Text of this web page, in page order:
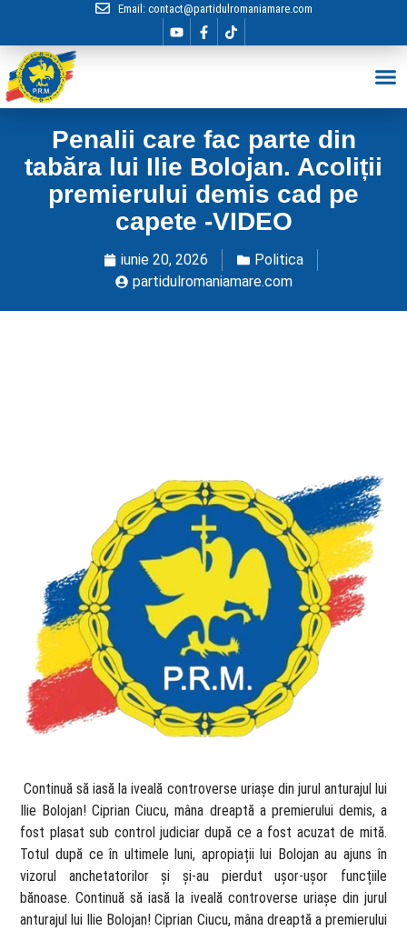
Email: contact@partidulromaniamare.com
Penalii care fac parte din
tabăra lui Ilie Bolojan. Acoliții
premierului demis cad pe
capete -VIDEO
iunie 20, 2026
Politica
partidulromaniamare.com
​ Continuă să iasă la iveală controverse uriașe din jurul anturajul lui
Ilie Bolojan! Ciprian Ciucu, mâna dreaptă a premierului demis, a
fost plasat sub control judiciar după ce a fost acuzat de mită.
Totul după ce în ultimele luni, apropiații lui Bolojan au ajuns în
vizorul anchetatorilor și și-au pierdut ușor-ușor funcțiile
bănoase. Continuă să iasă la iveală controverse uriașe din jurul
anturajul lui Ilie Bolojan! Ciprian Ciucu, mâna dreaptă a premierului